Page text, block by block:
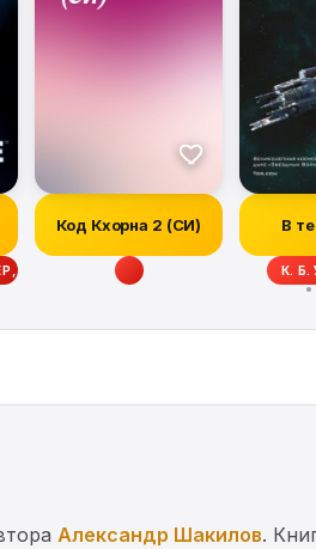
УЭСТОН ОКС, МЭТТ ФОРБЕК, ИВОНН
Код Кхорна 2 (СИ) В
К.
Александр Шакилов.